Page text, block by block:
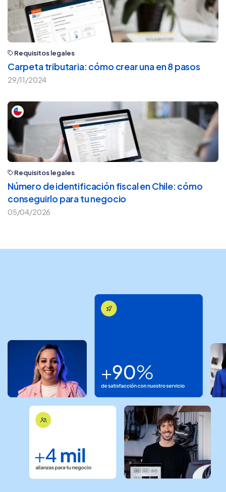
Requisitos legales
Carpeta tributaria: cómo crear una en 8 pasos
29/11/2024
Requisitos legales
Número de identificación fiscal en Chile: cómo
conseguirlo para tu negocio
05/04/2026